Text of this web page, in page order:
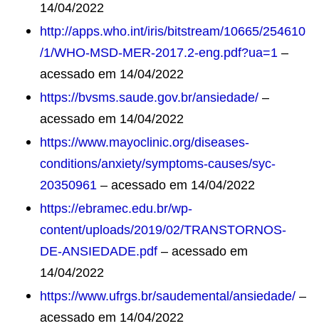
14/04/2022
http://apps.who.int/iris/bitstream/10665/254610
/1/WHO-MSD-MER-2017.2-eng.pdf?ua=1 –
acessado em 14/04/2022
https://bvsms.saude.gov.br/ansiedade/ –
acessado em 14/04/2022
https://www.mayoclinic.org/diseases-
conditions/anxiety/symptoms-causes/syc-
20350961 – acessado em 14/04/2022
https://ebramec.edu.br/wp-
content/uploads/2019/02/TRANSTORNOS-
DE-ANSIEDADE.pdf – acessado em
14/04/2022
https://www.ufrgs.br/saudemental/ansiedade/ –
acessado em 14/04/2022